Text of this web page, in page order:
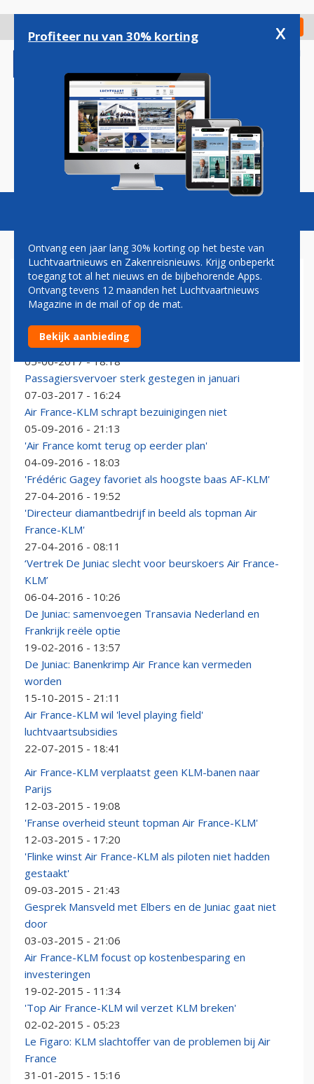
gaan
Check in
Magazine Podcasts Vacatures
DE JUNIAC
IATA stelt winstverwachting luchtvaartindustrie naar
boven bij
05-06-2017 - 18:18
Passagiersvervoer sterk gestegen in januari
07-03-2017 - 16:24
Air France-KLM schrapt bezuinigingen niet
05-09-2016 - 21:13
'Air France komt terug op eerder plan'
04-09-2016 - 18:03
'Frédéric Gagey favoriet als hoogste baas AF-KLM'
27-04-2016 - 19:52
'Directeur diamantbedrijf in beeld als topman Air
France-KLM'
27-04-2016 - 08:11
‘Vertrek De Juniac slecht voor beurskoers Air France-
KLM’
06-04-2016 - 10:26
De Juniac: samenvoegen Transavia Nederland en
Frankrijk reële optie
19-02-2016 - 13:57
De Juniac: Banenkrimp Air France kan vermeden
worden
15-10-2015 - 21:11
Air France-KLM wil 'level playing field'
luchtvaartsubsidies
22-07-2015 - 18:41
Air France-KLM verplaatst geen KLM-banen naar
Parijs
12-03-2015 - 19:08
'Franse overheid steunt topman Air France-KLM'
12-03-2015 - 17:20
'Flinke winst Air France-KLM als piloten niet hadden
gestaakt'
09-03-2015 - 21:43
Gesprek Mansveld met Elbers en de Juniac gaat niet
door
03-03-2015 - 21:06
Air France-KLM focust op kostenbesparing en
investeringen
19-02-2015 - 11:34
'Top Air France-KLM wil verzet KLM breken'
02-02-2015 - 05:23
Le Figaro: KLM slachtoffer van de problemen bij Air
France
31-01-2015 - 15:16
Profiteer nu van 30% korting x
Ontvang een jaar lang 30% korting op het beste van
Luchtvaartnieuws en Zakenreisnieuws. Krijg onbeperkt
toegang tot al het nieuws en de bijbehorende Apps.
Ontvang tevens 12 maanden het Luchtvaartnieuws
Magazine in de mail of op de mat.
Bekijk aanbieding